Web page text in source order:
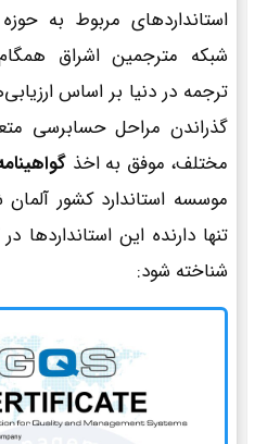
استانداردهای مربوط به
شبکه مترجمین اشراق
ترجمه در دنیا بر اساس
گذراندن مراحل حسابرسی
مختلف، موفق به اخذ
موسسه استاندارد کشور
تنها دارنده این استانداردها
شناخته شود: